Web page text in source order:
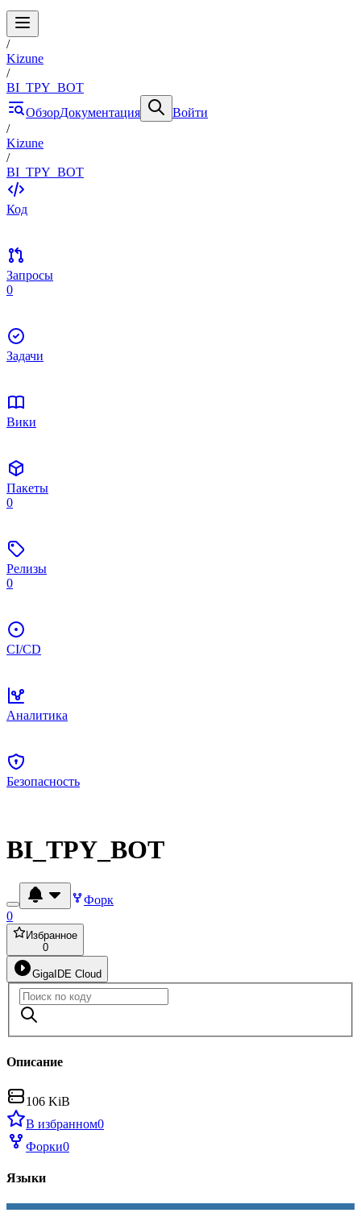
/
Kizune
/
BI_TPY_BOT
ОбзорДокументация
Войти
/
Kizune
/
BI_TPY_BOT
Код
Запросы
0
Задачи
Вики
Пакеты
0
Релизы
0
CI/CD
Аналитика
Безопасность
BI_TPY_BOT
Форк
0
Избранное
0
GigaIDE Cloud
Описание
106 KiB
В избранном0
Форки0
Языки